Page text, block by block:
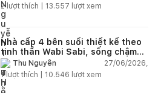
2lượt thích | 13.557 lượt xem
Nhà cấp 4 bên suối thiết kế theo
tinh thần Wabi Sabi, sống chậm
giữa thiên nhiên
Thu Nguyễn
27/06/2026,
1lượt thích | 10.546 lượt xem